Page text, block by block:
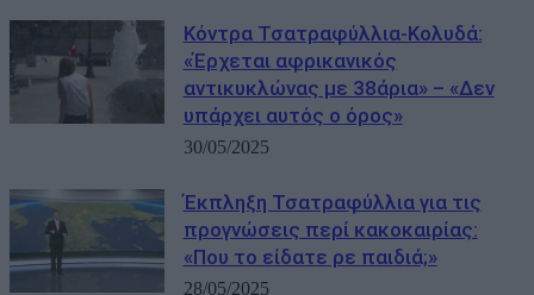
Κόντρα Τσατραφύλλια-Κολυδά:
«Έρχεται αφρικανικός
αντικυκλώνας με 38άρια» – «Δεν
υπάρχει αυτός ο όρος»
30/05/2025
Έκπληξη Τσατραφύλλια για τις
προγνώσεις περί κακοκαιρίας:
«Που το είδατε ρε παιδιά;»
28/05/2025